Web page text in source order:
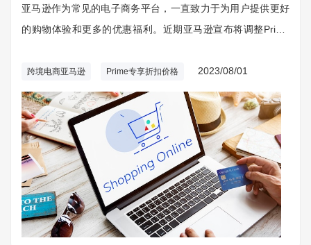
亚马逊作为常见的电子商务平台，一直致力于为用户提供更好
的购物体验和更多的优惠福利。近期亚马逊宣布将调整Prime
跨境电商亚马逊 Prime专享折扣价格 2023/08/01